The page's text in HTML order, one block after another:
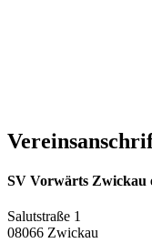
SV Vorwärts Zwickau
Salutstraße 1
08066 Zwickau